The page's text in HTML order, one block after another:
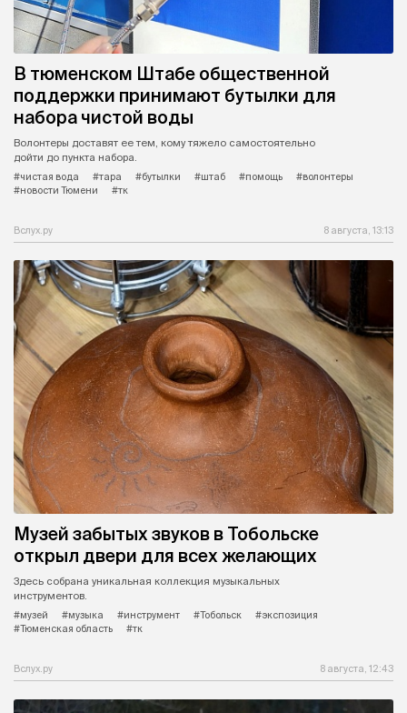
В тюменском Штабе общественной
поддержки принимают бутылки для
набора чистой воды
Волонтеры доставят ее тем, кому тяжело самостоятельно
дойти до пункта набора.
#чистая вода
#тара #бутылки #штаб #помощь
#волонтеры
#новости Тюмени
#тк
Вслух.ру 8 августа, 13:13
Музей забытых звуков в Тобольске
открыл двери для всех желающих
Здесь собрана уникальная коллекция музыкальных
инструментов.
#музей
#музыка #инструмент #Тобольск
#экспозиция
#Тюменская область
#тк
Вслух.ру 8 августа, 12:43